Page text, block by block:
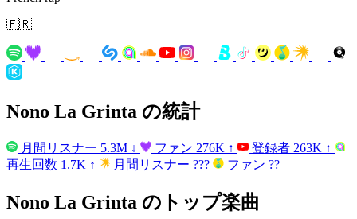
🇫🇷
Nono La Grinta の統計
月間リスナー 5.3M ↓ ファン 276K ↑ 登録者 263K ↑
再生回数 1.7K ↑ 月間リスナー ??? ファン ??
Nono La Grinta のトップ楽曲